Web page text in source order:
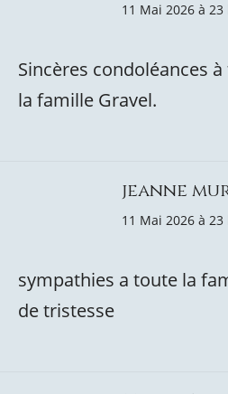
11 Mai 2026 à
Sincères condoléances
la famille Gravel.
jeanne
11 Mai 2026 à
sympathies a toute la
de tristesse